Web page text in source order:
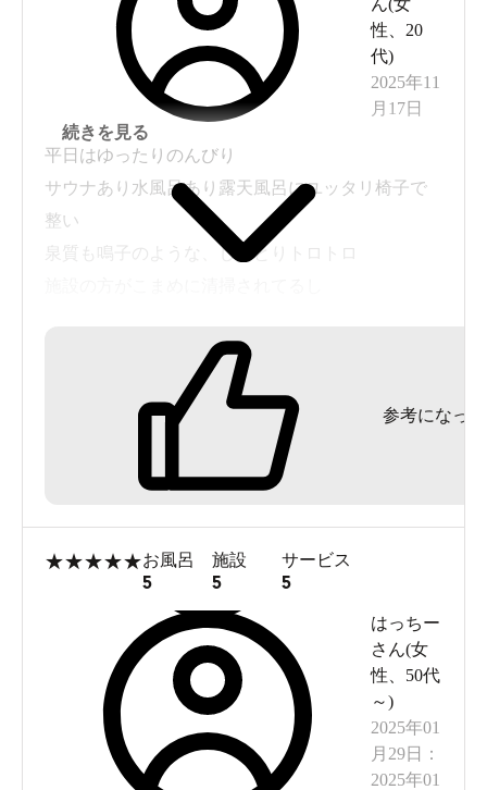
性
20
代)
2025年11
月17日
平日はゆったりのんびり
サウナあり水風呂あり露天風呂にユッタリ椅子で
整い
泉質も鳴子のような、しっとりトロトロ
ターもサービスであったり
昔懐かしい絵本もあったり
大好きな施設です
続きを見る
参考になった
★★★★★お風呂
5
施設
5
サービス
5
はっちー
さん(女
性
50代
～)
2025年01
月29日
：
2025年01